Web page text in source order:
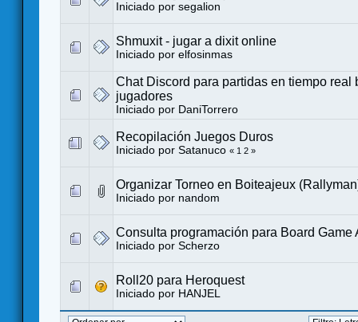
Iniciado por segalion
Shmuxit - jugar a dixit online
Iniciado por elfosinmas
Chat Discord para partidas en tiempo real
jugadores
Iniciado por DaniTorrero
Recopilación Juegos Duros
Iniciado por Satanuco « 1 2 »
Organizar Torneo en Boiteajeux
Iniciado por nandom
Consulta programación para Board Game
Iniciado por Scherzo
Roll20 para Heroquest
Iniciado por HANJEL